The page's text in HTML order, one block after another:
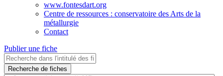
www.fontesdart.org
Centre de ressources : conservatoire des Arts de la
métallurgie
Contact
Publier une fiche
Recherche de fiches